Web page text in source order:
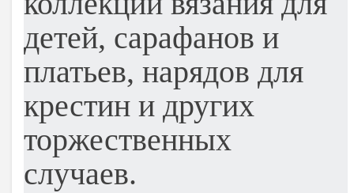
детей, сарафанов и
платьев, нарядов для
крестин и других
торжественных
случаев.